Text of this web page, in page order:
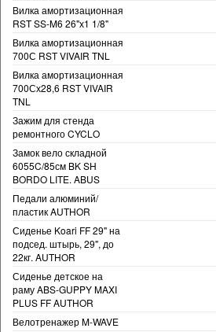
Вилка амортизационная
RST SS-M6 26"х1 1/8"
Вилка амортизационная
700С RST VIVAIR TNL
Вилка амортизационная
700Сх28,6 RST VIVAIR
TNL
Зажим для стенда
ремонтного CYCLO
Замок вело складной
6055C/85см BK SH
BORDO LITE. ABUS
Педали алюминий/
пластик AUTHOR
Сиденье Koari FF 29" на
подсед. штырь, 29", до
22кг. AUTHOR
Сиденье детское на
раму ABS-GUPPY MAXI
PLUS FF AUTHOR
Велотренажер M-WAVE